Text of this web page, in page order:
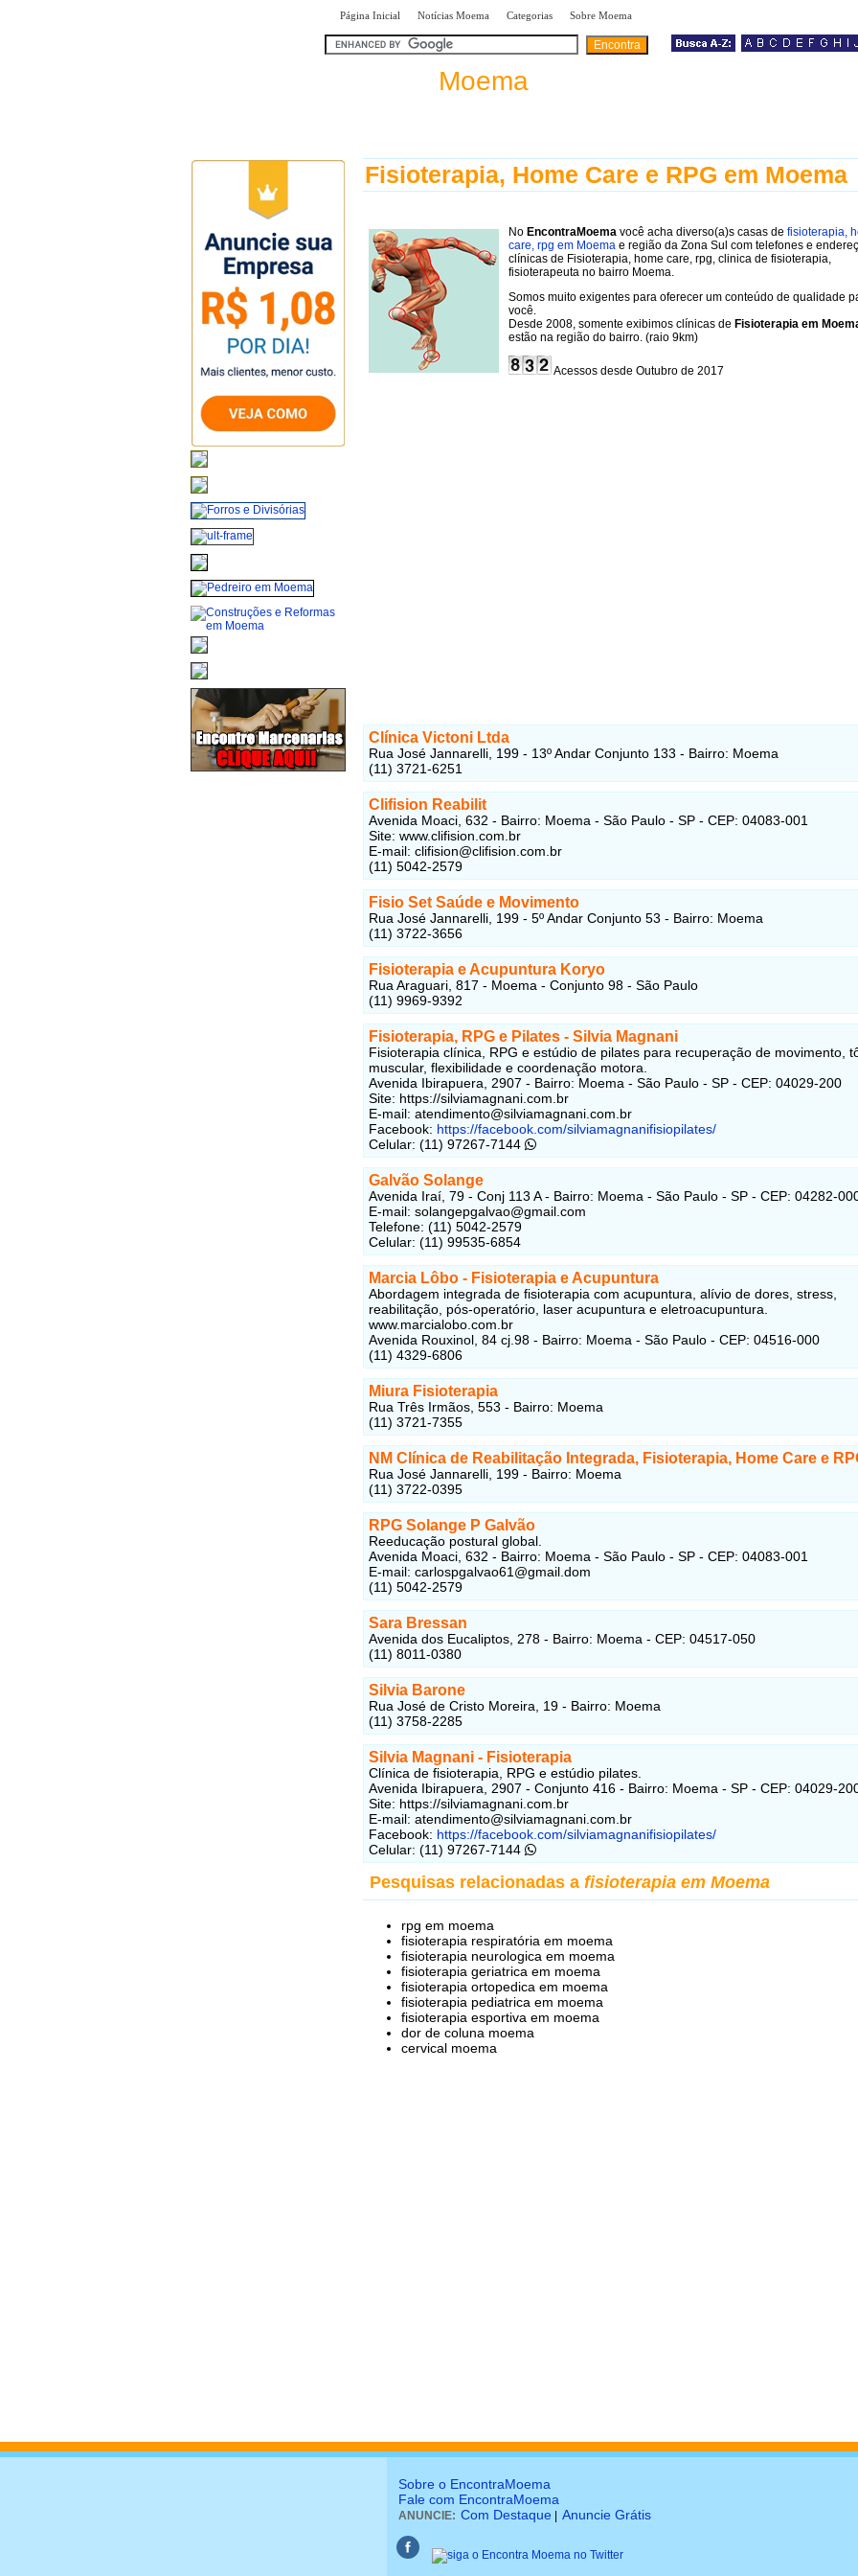
Página Inicial Notícias Moema Categorias Sobre Moema
Moema
Fisioterapia, Home Care e RPG em Moema
No EncontraMoema você acha diverso(a)s casas de fisioterapia,
care, rpg em Moema e região da Zona Sul com telefones e
clínicas de Fisioterapia, home care, rpg, clinica de fisioterapia,
fisioterapeuta no bairro Moema.
Somos muito exigentes para oferecer um conteúdo de qualidade
você.
Desde 2008, somente exibimos clínicas de Fisioterapia em
estão na região do bairro. (raio 9km)
Acessos desde Outubro de 2017
Clínica Victoni Ltda
Rua José Jannarelli, 199 - 13º Andar Conjunto 133 - Bairro: Moema
(11) 3721-6251
Clifision Reabilit
Avenida Moaci, 632 - Bairro: Moema - São Paulo - SP - CEP: 04083-001
Site: www.clifision.com.br
E-mail: clifision@clifision.com.br
(11) 5042-2579
Fisio Set Saúde e Movimento
Rua José Jannarelli, 199 - 5º Andar Conjunto 53 - Bairro: Moema
(11) 3722-3656
Fisioterapia e Acupuntura Koryo
Rua Araguari, 817 - Moema - Conjunto 98 - São Paulo
(11) 9969-9392
Fisioterapia, RPG e Pilates - Silvia Magnani
Fisioterapia clínica, RPG e estúdio de pilates para recuperação de movimento,
muscular, flexibilidade e coordenação motora.
Avenida Ibirapuera, 2907 - Bairro: Moema - São Paulo - SP - CEP: 04029-200
Site: https://silviamagnani.com.br
E-mail: atendimento@silviamagnani.com.br
Facebook: https://facebook.com/silviamagnanifisiopilates/
Celular: (11) 97267-7144
Galvão Solange
Avenida Iraí, 79 - Conj 113 A - Bairro: Moema - São Paulo - SP - CEP: 04282-
E-mail: solangepgalvao@gmail.com
Telefone: (11) 5042-2579
Celular: (11) 99535-6854
Marcia Lôbo - Fisioterapia e Acupuntura
Abordagem integrada de fisioterapia com acupuntura, alívio de dores, stress,
reabilitação, pós-operatório, laser acupuntura e eletroacupuntura.
www.marcialobo.com.br
Avenida Rouxinol, 84 cj.98 - Bairro: Moema - São Paulo - CEP: 04516-000
(11) 4329-6806
Miura Fisioterapia
Rua Três Irmãos, 553 - Bairro: Moema
(11) 3721-7355
NM Clínica de Reabilitação Integrada, Fisioterapia, Home Care e
Rua José Jannarelli, 199 - Bairro: Moema
(11) 3722-0395
RPG Solange P Galvão
Reeducação postural global.
Avenida Moaci, 632 - Bairro: Moema - São Paulo - SP - CEP: 04083-001
E-mail: carlospgalvao61@gmail.dom
(11) 5042-2579
Sara Bressan
Avenida dos Eucaliptos, 278 - Bairro: Moema - CEP: 04517-050
(11) 8011-0380
Silvia Barone
Rua José de Cristo Moreira, 19 - Bairro: Moema
(11) 3758-2285
Silvia Magnani - Fisioterapia
Clínica de fisioterapia, RPG e estúdio pilates.
Avenida Ibirapuera, 2907 - Conjunto 416 - Bairro: Moema - SP - CEP: 04029-
Site: https://silviamagnani.com.br
E-mail: atendimento@silviamagnani.com.br
Facebook: https://facebook.com/silviamagnanifisiopilates/
Celular: (11) 97267-7144
Pesquisas relacionadas a fisioterapia em Moema
rpg em moema
fisioterapia respiratória em moema
fisioterapia neurologica em moema
fisioterapia geriatrica em moema
fisioterapia ortopedica em moema
fisioterapia pediatrica em moema
fisioterapia esportiva em moema
dor de coluna moema
cervical moema
Sobre o EncontraMoema
Fale com EncontraMoema
ANUNCIE: Com Destaque Anuncie Grátis